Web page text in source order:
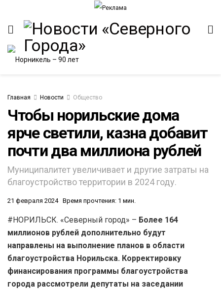
Главная Новости Общество
Чтобы норильские дома
ярче светили, казна добавит
почти два миллиона рублей
Муниципалитет увеличивает и другие затраты на
благоустройство территории в 2024 году.
21 февраля 2024 Время прочтения: 1 мин.
#НОРИЛЬСК. «Северный город» – Более 164
миллионов рублей дополнительно будут
направлены на выполнение планов в области
благоустройства Норильска. Корректировку
финансирования программы благоустройства
города рассмотрели депутаты на заседании